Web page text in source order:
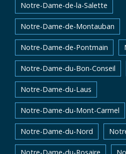
Notre-Dame-de-la-Salette
Notre-Dame-de-Montauban
Notre-Dame-de-Pontmain
Notre-Dame-du-Bon-Conseil
Notre-Dame-du-Laus
Notre-Dame-du-Mont-Carmel
Notre-Dame-du-Nord